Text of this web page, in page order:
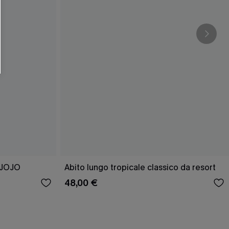
Abito lungo tropicale classico da resort
48,00 €
i nostri
valutare il livello di coinvolgimento,